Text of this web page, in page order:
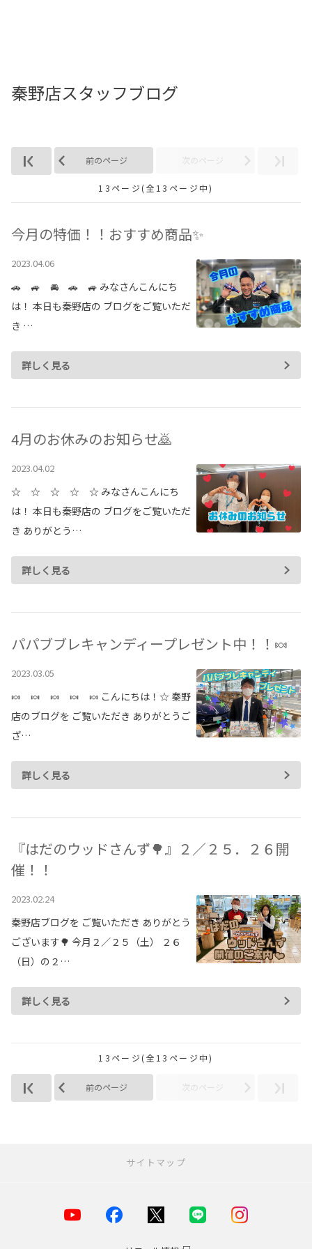
中古車を探す
新車購入ガイド
お得情報
地域応援活動
採用情報
法人のお客様
各種予約
事故・故障受付センター
0800-080-5365
秦野店スタッフブログ
前のページ 次のページ
13ページ(全13ページ中)
今月の特価！！おすすめ商品✨
2023.04.06
🚗 🚙 🚘 🚗 🚙 みなさんこんにち
は！ 本日も秦野店の ブログをご覧いただ
き …
詳しく見る
4月のお休みのお知らせ🙇
2023.04.02
☆ ☆ ☆ ☆ ☆ みなさんこんにち
は！ 本日も秦野店の ブログをご覧いただ
き ありがとう…
詳しく見る
パパブブレキャンディープレゼント中！！🍬
2023.03.05
🍬 🍬 🍬 🍬 🍬 こんにちは！☆ 秦野
店のブログを ご覧いただき ありがとうご
ざ…
詳しく見る
『はだのウッドさんず🌳』２／２５．２６開
催！！
2023.02.24
秦野店ブログを ご覧いただき ありがとう
ございます🌳 今月２／２５（土） ２６
（日）の２…
詳しく見る
13ページ(全13ページ中)
前のページ 次のページ
サイトマップ